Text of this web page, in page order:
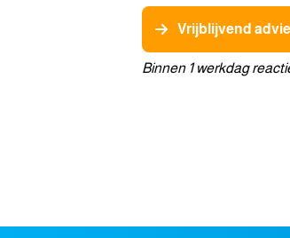
Vrijblijvend
Binnen 1 werkdag